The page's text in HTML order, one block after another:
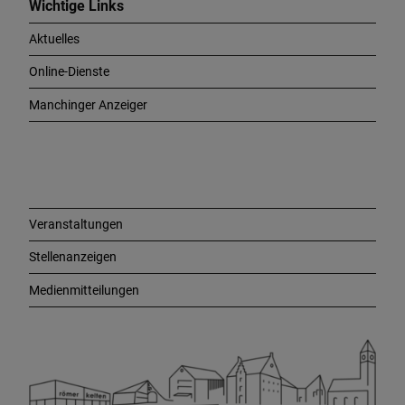
Wichtige Links
Aktuelles
Online-Dienste
Manchinger Anzeiger
Veranstaltungen
Stellenanzeigen
Medienmitteilungen